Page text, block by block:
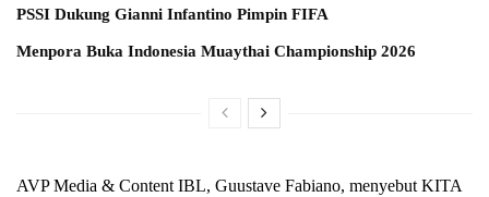
PSSI Dukung Gianni Infantino Pimpin FIFA
Menpora Buka Indonesia Muaythai Championship 2026
AVP Media & Content IBL, Guustave Fabiano, menyebut KITA